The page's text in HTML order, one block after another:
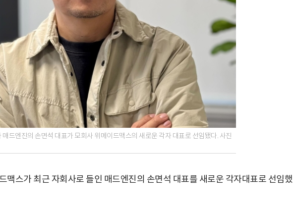
매드엔진의 손면석 대표가 모회사 위메이드맥스의 새로운 각자 대표로 선임됐다. 사진
맥스가 최근 자회사로 들인 매드엔진의 손면석 대표를 새로운 각자대표로 선임했